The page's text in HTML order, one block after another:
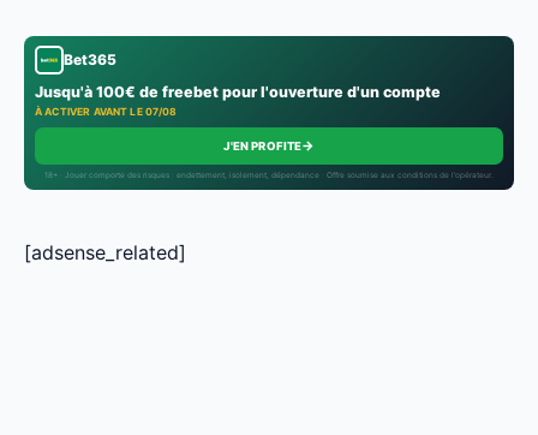
Bet365
Jusqu'à 100€ de freebet pour l'ouverture d'un compte
À ACTIVER AVANT LE 07/08
J'EN PROFITE→
18+ · Jouer comporte des risques : endettement, isolement, dépendance · Offre soumise aux conditions de l’opérateur.
[adsense_related]